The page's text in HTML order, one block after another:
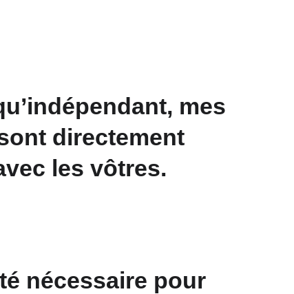
mes
directement
les vôtres.
nécessaire pour